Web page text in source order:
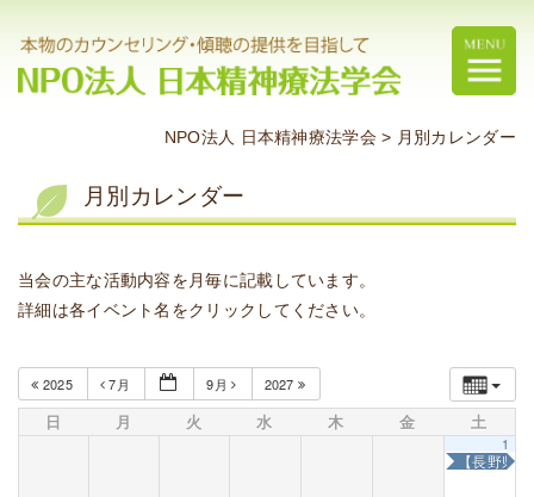
NPO法人 日本精神療法学会> 月別カレンダー
月別カレンダー
当会の主な活動内容を月毎に記載しています。
詳細は各イベント名をクリックしてください。
2025 7月 9月 2027
日 月 火 水 木 金 土
1
【長野県